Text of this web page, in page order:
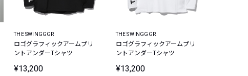
THE SWINGGGR
ロゴグラフィックアームプリ
ントアンダーTシャツ
¥13,200
THE SWINGGGR
ロゴグラフィックアームプリ
ントアンダーTシャツ
¥13,200